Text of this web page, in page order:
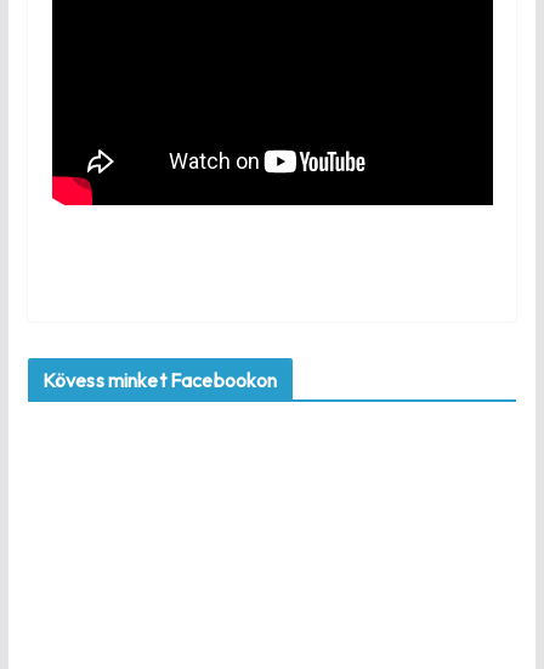
Kövess minket Facebookon